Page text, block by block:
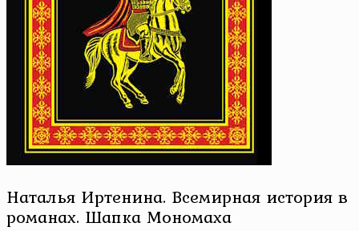
Наталья Иртенина. Всемирная история в
романах. Шапка Мономаха